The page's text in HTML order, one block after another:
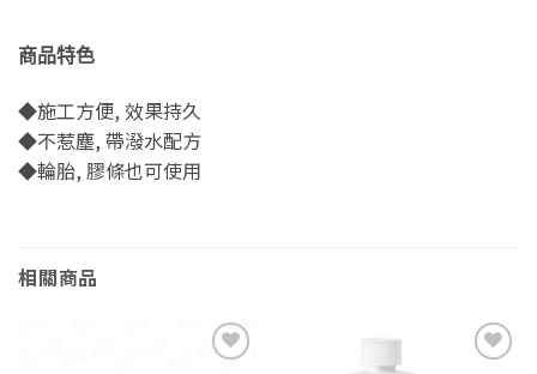
商品特色
◆施工方便, 效果持久
◆不惹塵, 帶潑水配方
◆輪胎, 膠條也可使用
相關商品